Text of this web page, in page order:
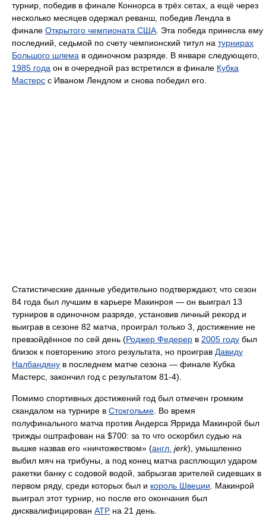
турнир, победив в финале Коннорса в трёх сетах, а ещё через
несколько месяцев одержал реванш, победив Лендла в
финале Открытого чемпионата США . Эта победа принесла ему
последний, седьмой по счету чемпионский титул на турнирах
Большого шлема в одиночном разряде. В январе следующего,
1985 года он в очередной раз встретился в финале Кубка
Мастерс с Иваном Лендлом и снова победил его.
Статистические данные убедительно подтверждают, что сезон
84 года был лучшим в карьере Макинроя — он выиграл 13
турниров в одиночном разряде, установив личный рекорд и
выиграв в сезоне 82 матча, проиграл только 3, достижение не
превзойдённое по сей день (Роджер Федерер в 2005 году был
близок к повторению этого результата, но проиграв Давиду
Налбандяну в последнем матче сезона — финале Кубка
Мастерс, закончил год с результатом 81-4).
Помимо спортивных достижений год был отмечен громким
скандалом на турнире в Стокгольме . Во время
полуфинального матча против Андерса Яррида Макинрой был
трижды оштрафован на $700: за то что оскорбил судью на
вышке назвав его «ничтожеством» (англ. jerk), умышленно
выбил мяч на трибуны, а под конец матча расплющил ударом
ракетки банку с содовой водой, забрызгав зрителей сидевших в
первом ряду, среди которых был и король Швеции . Макинрой
выиграл этот турнир, но после его окончания был
дисквалифицирован ATP на 21 день.